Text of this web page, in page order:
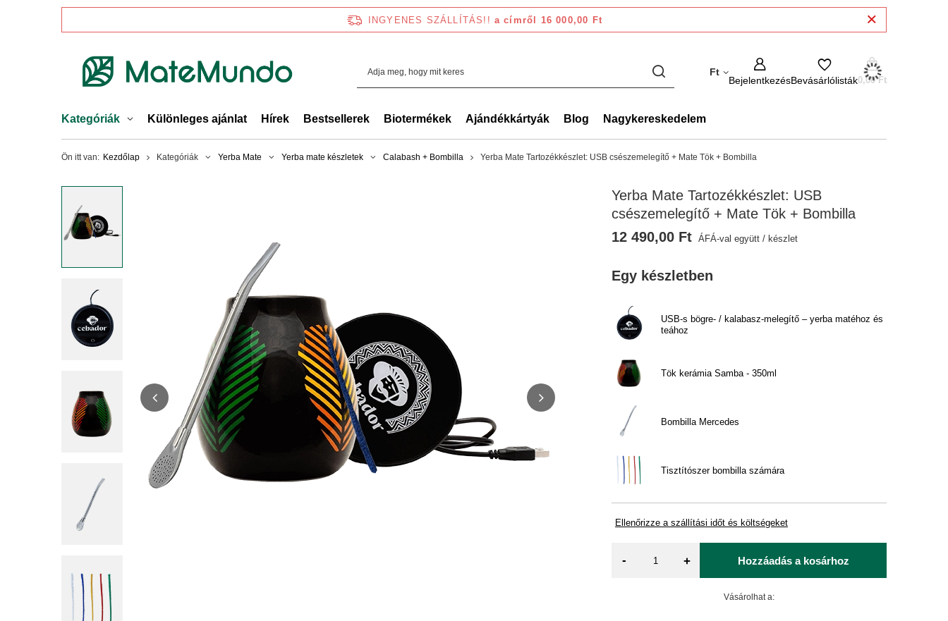
INGYENES SZÁLLÍTÁS!! a címről 16 000,00 Ft
Ft
BejelentkezésBevásárlólisták0,00 Ft
Kategóriák Különleges ajánlat Hírek Bestsellerek Biotermékek Ajándékkártyák Blog Nagykereskedelem
Ön itt van: Kezdőlap Kategóriák Yerba Mate Yerba mate készletek Calabash + Bombilla Yerba Mate Tartozékkészlet: USB csészemelegítő + Mate Tök + Bombilla
Yerba Mate Tartozékkészlet: USB
csészemelegítő + Mate Tök + Bombilla
Egy készletben
USB‑s bögre‑ / kalabasz‑melegítő – yerba matéhoz és
teához
Tök kerámia Samba - 350ml
Bombilla Mercedes
Tisztítószer bombilla számára
Ellenőrizze a szállítási időt és költségeket
12 490,00 Ft ÁFÁ-val együtt / készlet
- + Hozzáadás a kosárhoz
Vásárolhat a: